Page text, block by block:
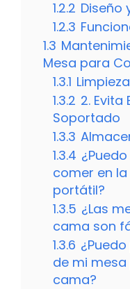
1.2.2 Diseño
1.2.3
1.3
Mesa para
1.3.1
1.3.2 2. Evita
Soportado
1.3.3
1.3.4
comer en
portátil?
1.3.5 ¿Las
cama son
1.3.6
de mi
cama?